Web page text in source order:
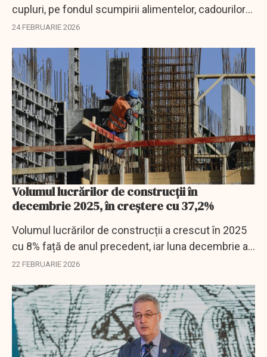
cupluri, pe fondul scumpirii alimentelor, cadourilor
și serviciilor. Analiza eToro arată creșteri
24 FEBRUARIE 2026
Volumul lucrărilor de construcții în
decembrie 2025, în creștere cu 37,2%
Volumul lucrărilor de construcții a crescut în 2025
cu 8% față de anul precedent, iar luna decembrie a
adus un avans consistent atât față de noiembrie,
22 FEBRUARIE 2026